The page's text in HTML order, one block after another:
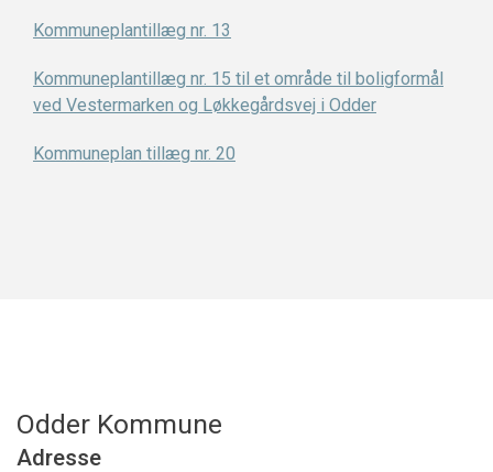
Kommuneplantillæg nr. 13
Kommuneplantillæg nr. 15 til et område til boligformål
ved Vestermarken og Løkkegårdsvej i Odder
Kommuneplan tillæg nr. 20
Odder Kommune
Adresse